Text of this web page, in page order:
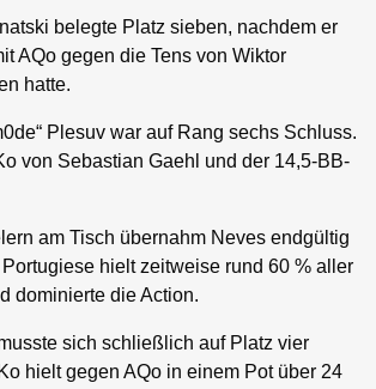
belegte Platz sieben, nachdem er
AQo gegen die Tens von Wiktor
hatte.
Plesuv war auf Rang sechs Schluss.
von Sebastian Gaehl und der 14,5-BB-
am Tisch übernahm Neves endgültig
hielt zeitweise rund 60 % aller
dominierte die Action.
sich schließlich auf Platz vier
hielt gegen AQo in einem Pot über 24